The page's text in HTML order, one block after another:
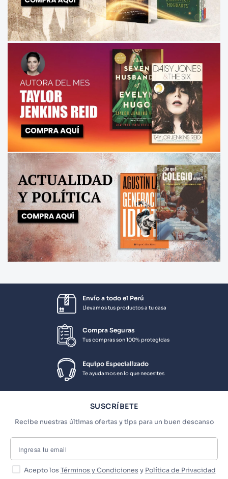
Envío a todo el Perú
Llevamos tus productos a tu casa
Compra Seguras
Tus compras son 100% protegidas
Equipo Especializado
Te ayudamos en lo que necesites
SUSCRÍBETE
Recibe nuestras últimas ofertas y tips para un buen descanso
Acepto los Términos y Condiciones y Política de Privacidad